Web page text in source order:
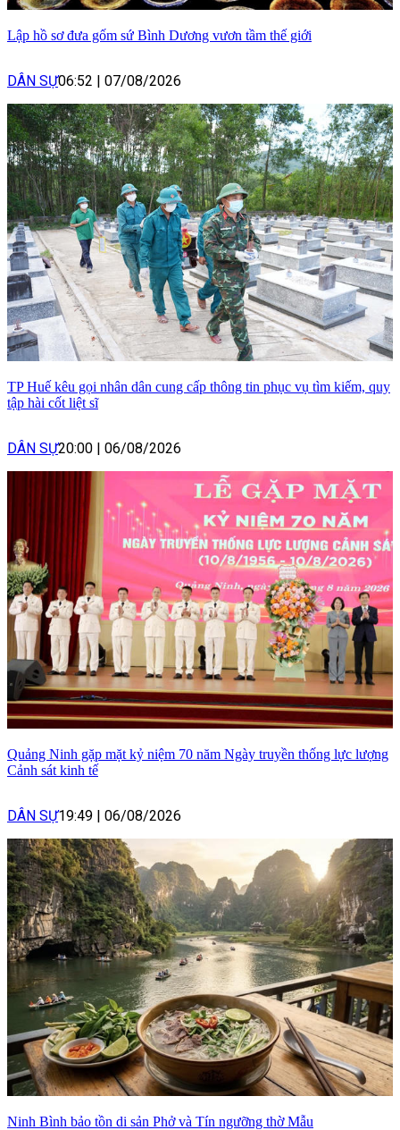
Lập hồ sơ đưa gốm sứ Bình Dương vươn tầm thế giới
DÂN SỰ06:52 | 07/08/2026
TP Huế kêu gọi nhân dân cung cấp thông tin phục vụ tìm kiếm, quy
tập hài cốt liệt sĩ
DÂN SỰ20:00 | 06/08/2026
Quảng Ninh gặp mặt kỷ niệm 70 năm Ngày truyền thống lực lượng
Cảnh sát kinh tế
DÂN SỰ19:49 | 06/08/2026
Ninh Bình bảo tồn di sản Phở và Tín ngưỡng thờ Mẫu